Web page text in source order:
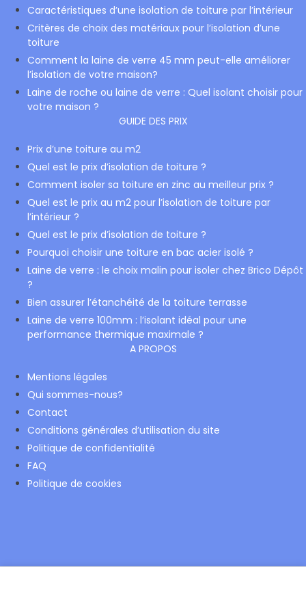
Caractéristiques d’une isolation de toiture par l’intérieur
Critères de choix des matériaux pour l’isolation d’une
toiture
Comment la laine de verre 45 mm peut-elle améliorer
l’isolation de votre maison?
Laine de roche ou laine de verre : Quel isolant choisir pour
votre maison ?
GUIDE DES PRIX
Prix d’une toiture au m2
Quel est le prix d’isolation de toiture ?
Comment isoler sa toiture en zinc au meilleur prix ?
Quel est le prix au m2 pour l’isolation de toiture par
l’intérieur ?
Quel est le prix d’isolation de toiture ?
Pourquoi choisir une toiture en bac acier isolé ?
Laine de verre : le choix malin pour isoler chez Brico Dépôt
?
Bien assurer l’étanchéité de la toiture terrasse
Laine de verre 100mm : l’isolant idéal pour une
performance thermique maximale ?
A PROPOS
Mentions légales
Qui sommes-nous?
Contact
Conditions générales d’utilisation du site
Politique de confidentialité
FAQ
Politique de cookies